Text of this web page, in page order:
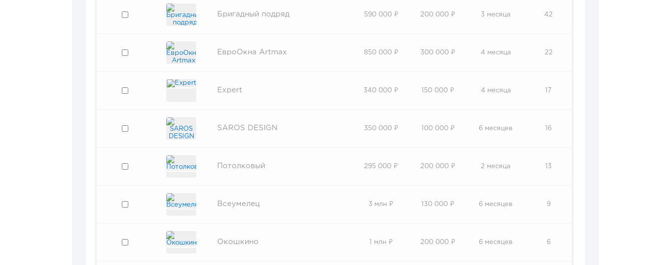
Бригадный подряд 590 000 ₽ 200 000 ₽ 3 месяца 42
ЕвроОкна Artmax 850 000 ₽ 300 000 ₽ 4 месяца 22
Expert 340 000 ₽ 150 000 ₽ 4 месяца 17
SAROS DESIGN 350 000 ₽ 100 000 ₽ 6 месяцев 16
Потолковый 295 000 ₽ 200 000 ₽ 2 месяца 13
Всеумелец 3 млн ₽ 130 000 ₽ 6 месяцев 9
Окошкино 1 млн ₽ 200 000 ₽ 6 месяцев 6